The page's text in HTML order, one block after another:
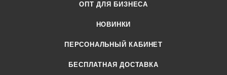
ОПТ ДЛЯ БИЗНЕСА
НОВИНКИ
ПЕРСОНАЛЬНЫЙ КАБИНЕТ
БЕСПЛАТНАЯ ДОСТАВКА